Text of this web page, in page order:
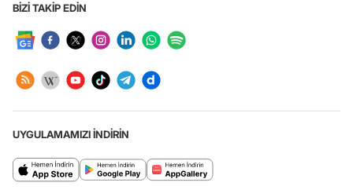
BİZİ TAKİP EDİN
UYGULAMAMIZI İNDİRİN